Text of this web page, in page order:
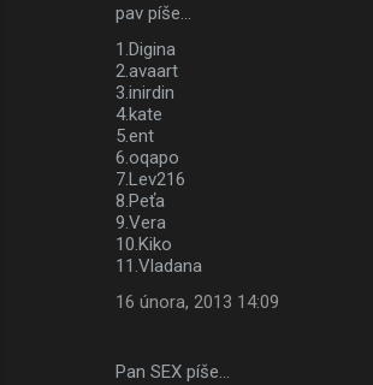
pav píše…
1.Digina
2.avaart
3.inirdin
4.kate
5.ent
6.oqapo
7.Lev216
8.Peťa
9.Vera
10.Kiko
11.Vladana
16 února, 2013 14:09
Pan SEX píše…